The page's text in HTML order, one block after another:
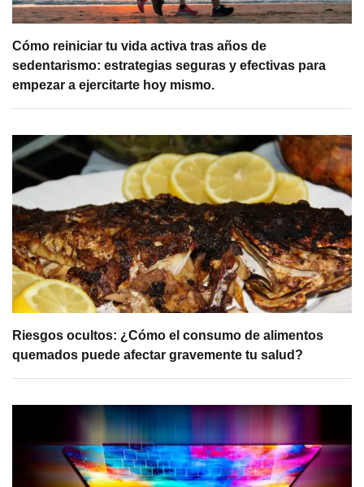
Cómo reiniciar tu vida activa tras años de
sedentarismo: estrategias seguras y efectivas para
empezar a ejercitarte hoy mismo.
Riesgos ocultos: ¿Cómo el consumo de alimentos
quemados puede afectar gravemente tu salud?